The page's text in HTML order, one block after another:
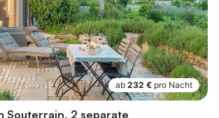
ab 232 € pro Nacht
Souterrain, 2 separate